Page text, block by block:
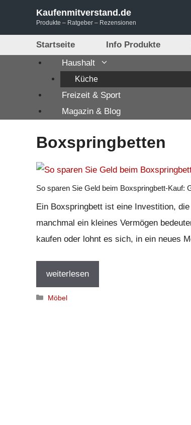
Kaufenmitverstand.de
Produkte – Ratgeber – Rezensionen
Startseite Info Produkte
Haushalt
Küche
Freizeit & Sport
Magazin & Blog
Boxspringbetten
So sparen Sie Geld beim Boxspringbett-Kauf:
Ein Boxspringbett ist eine Investition,
manchmal ein kleines Vermögen
kaufen oder lohnt es sich, in ein neues
weiterlesen
Kategorien
Möbel